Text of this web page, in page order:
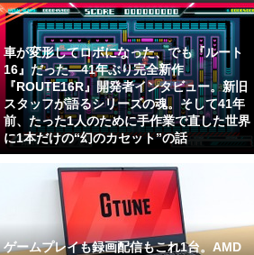
車が変形してロボになった、でも『ルート
16』だった―41年ぶり完全新作
『ROUTE16R』開発者インタビュー。新旧
スタッフが語るシリーズの魂。そして41年
前、たった1人のために手作業で直した世界
に1本だけの“幻のカセット”の話
ゲームプレイも録画配信もこれ1台。AMD